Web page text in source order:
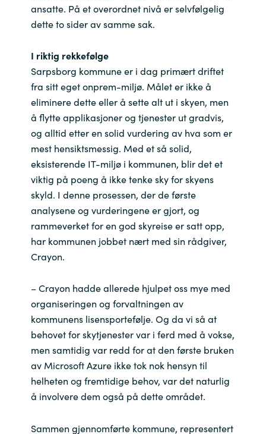
Qatar
Romania
Serbia
Slovenia
Singapore
Spain
Sweden
Switzerland
Ukraine
United Kingdom
ansatte. På et overordnet nivå er selvfølgelig
dette to sider av samme sak.
I riktig rekkefølge
Sarpsborg kommune er i dag primært driftet
fra sitt eget onprem-miljø. Målet er ikke å
eliminere dette eller å sette alt ut i skyen, men
å flytte applikasjoner og tjenester ut gradvis,
og alltid etter en solid vurdering av hva som er
mest hensiktsmessig. Med et så solid,
eksisterende IT-miljø i kommunen, blir det et
viktig på poeng å ikke tenke sky for skyens
skyld. I denne prosessen, der de første
analysene og vurderingene er gjort, og
rammeverket for en god skyreise er satt opp,
har kommunen jobbet nært med sin rådgiver,
Crayon.
– Crayon hadde allerede hjulpet oss mye med
organiseringen og forvaltningen av
kommunens lisensportefølje. Og da vi så at
behovet for skytjenester var i ferd med å vokse,
men samtidig var redd for at den første bruken
av Microsoft Azure ikke tok nok hensyn til
helheten og fremtidige behov, var det naturlig
å involvere dem også på dette området.
Sammen gjennomførte kommune, representert